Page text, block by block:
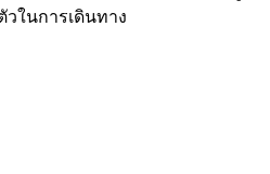
ในการเดินทาง